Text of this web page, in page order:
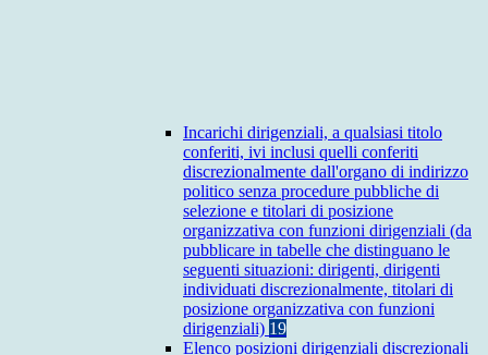
Incarichi dirigenziali, a qualsiasi titolo
conferiti, ivi inclusi quelli conferiti
discrezionalmente dall'organo di indirizzo
politico senza procedure pubbliche di
selezione e titolari di posizione
organizzativa con funzioni dirigenziali (da
pubblicare in tabelle che distinguano le
seguenti situazioni: dirigenti, dirigenti
individuati discrezionalmente, titolari di
posizione organizzativa con funzioni
dirigenziali) 19
Elenco posizioni dirigenziali discrezionali